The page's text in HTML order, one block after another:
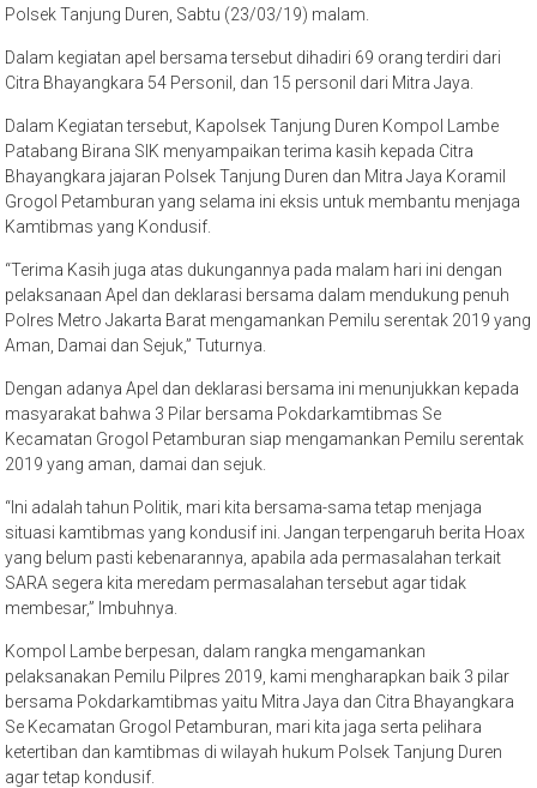
Polsek Tanjung Duren, Sabtu (23/03/19) malam.
Dalam kegiatan apel bersama tersebut dihadiri 69 orang terdiri dari
Citra Bhayangkara 54 Personil, dan 15 personil dari Mitra Jaya.
Dalam Kegiatan tersebut, Kapolsek Tanjung Duren Kompol Lambe
Patabang Birana SIK menyampaikan terima kasih kepada Citra
Bhayangkara jajaran Polsek Tanjung Duren dan Mitra Jaya Koramil
Grogol Petamburan yang selama ini eksis untuk membantu menjaga
Kamtibmas yang Kondusif.
“Terima Kasih juga atas dukungannya pada malam hari ini dengan
pelaksanaan Apel dan deklarasi bersama dalam mendukung penuh
Polres Metro Jakarta Barat mengamankan Pemilu serentak 2019 yang
Aman, Damai dan Sejuk,” Tuturnya.
Dengan adanya Apel dan deklarasi bersama ini menunjukkan kepada
masyarakat bahwa 3 Pilar bersama Pokdarkamtibmas Se
Kecamatan Grogol Petamburan siap mengamankan Pemilu serentak
2019 yang aman, damai dan sejuk.
“Ini adalah tahun Politik, mari kita bersama-sama tetap menjaga
situasi kamtibmas yang kondusif ini. Jangan terpengaruh berita Hoax
yang belum pasti kebenarannya, apabila ada permasalahan terkait
SARA segera kita meredam permasalahan tersebut agar tidak
membesar,” Imbuhnya.
Kompol Lambe berpesan, dalam rangka mengamankan
pelaksanakan Pemilu Pilpres 2019, kami mengharapkan baik 3 pilar
bersama Pokdarkamtibmas yaitu Mitra Jaya dan Citra Bhayangkara
Se Kecamatan Grogol Petamburan, mari kita jaga serta pelihara
ketertiban dan kamtibmas di wilayah hukum Polsek Tanjung Duren
agar tetap kondusif.